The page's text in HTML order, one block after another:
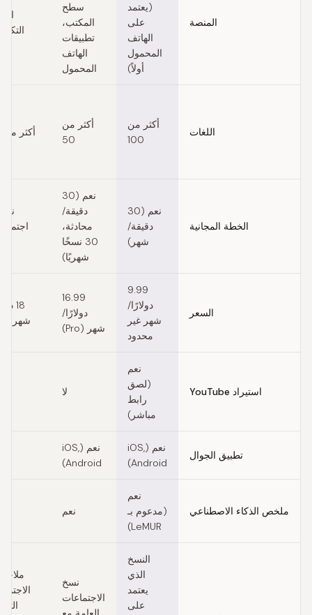
المنصة
(يعتمد
على
الهاتف
المحمول
أولاً)
سطح
المكتب،
تطبيقات
الهاتف
المحمول
اللغات
أكثر من
100
أكثر من
50
أكثر من 40
الخطة المجانية
نعم (30
دقيقة/
شهر)
نعم (30
دقيقة/
محادثة،
30 نسخًا
شهريًا)
السعر
9.99
دولارًا/
شهر غير
محدود
16.99
دولارًا/
شهر (Pro)
18
شهر (Pro)
استيراد YouTube
نعم
(لصق
رابط
مباشر)
لا
تطبيق الجوال
نعم (iOS,
Android)
نعم (iOS,
Android)
ملخص الذكاء الاصطناعي
نعم
(مدعوم بـ
LeMUR)
نعم
النسخ
الذي
يعتمد
على
نسخ
الاجتماعات